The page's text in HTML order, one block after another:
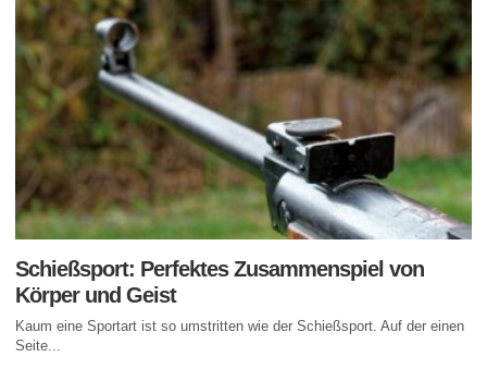
Schießsport: Perfektes Zusammenspiel von
Körper und Geist
Kaum eine Sportart ist so umstritten wie der Schießsport. Auf der einen
Seite...